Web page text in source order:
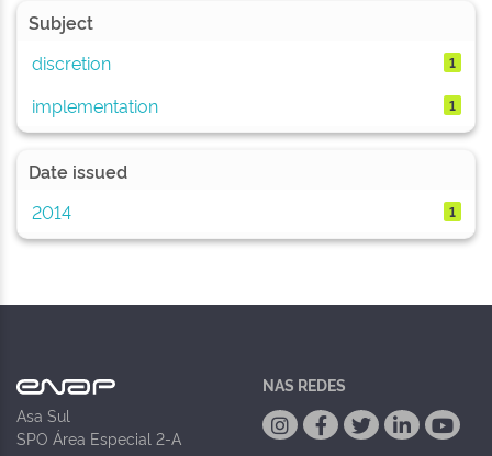
Subject
discretion
1
implementation 1
Date issued
2014
1
Asa Sul
SPO Área Especial 2-A
NAS REDES